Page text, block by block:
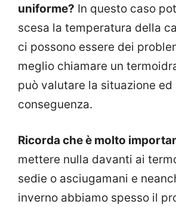
uniforme? In questo caso
scesa la temperatura della
ci possono essere dei
meglio chiamare un
può valutare la situazione ed
conseguenza.
Ricorda che è molto
mettere nulla davanti ai
sedie o asciugamani e
inverno abbiamo spesso il